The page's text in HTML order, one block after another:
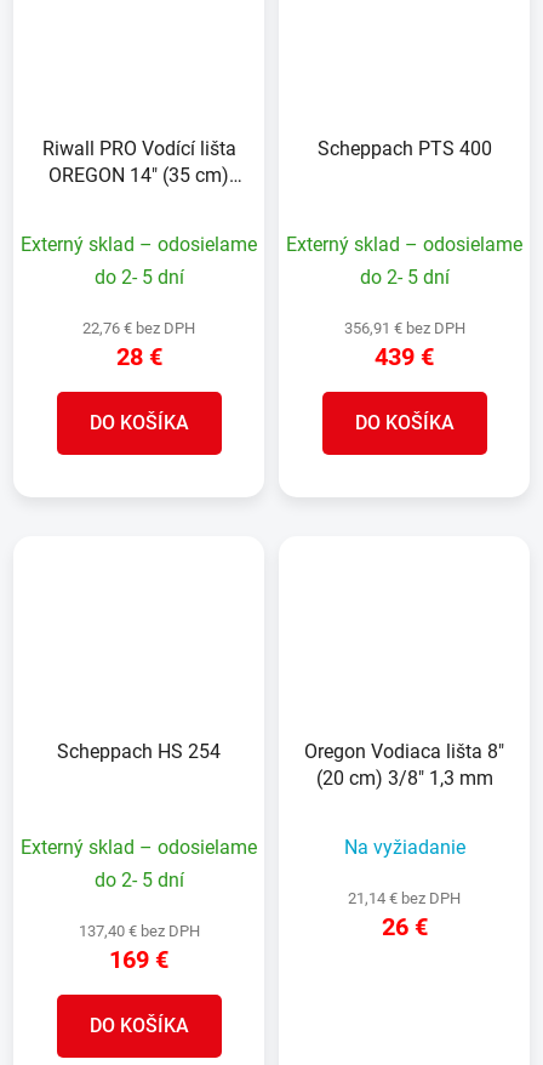
Riwall PRO Vodící lišta
OREGON 14" (35 cm)
Externý sklad – odosielame
do 2- 5 dní
22,76 € bez DPH
28 €
DO KOŠÍKA
Scheppach PTS 400
Externý sklad – odosielame
do 2- 5 dní
356,91 € bez DPH
439 €
DO KOŠÍKA
Scheppach HS 254
Externý sklad – odosielame
do 2- 5 dní
137,40 € bez DPH
169 €
DO KOŠÍKA
Oregon Vodiaca lišta 8"
(20 cm) 3/8" 1,3 mm
Na vyžiadanie
21,14 € bez DPH
26 €